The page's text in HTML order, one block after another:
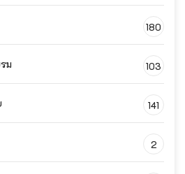
180
ม 103
141
2